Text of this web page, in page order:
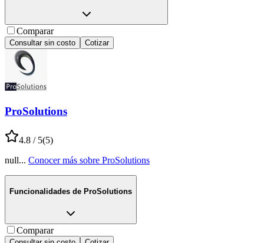
Comparar
Consultar sin costo Cotizar
ProSolutions
4.8 / 5(5)
null... Conocer más sobre ProSolutions
Funcionalidades de ProSolutions
Comparar